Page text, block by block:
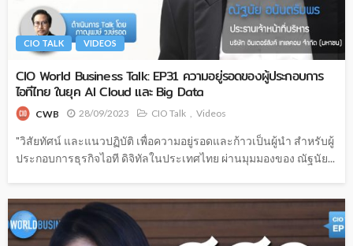
CIO TALK VIDEOS
CIO World Business Talk: EP31 ความอยู่รอดของผู้ประกอบการ
ไอทีไทย ในยุค AI Cloud และ ​Big Data
CWB 28/09/2023 CIO Talk Videos
"วิสัยทัศน์ และแนวปฏิบัติ เพื่อความอยู่รอดและก้าวเป็นผู้นำ สำหรับผู้
ประกอบการธุรกิจไอที ดิจิทัลในประเทศไทย ผ่านมุมมองของ ณัฐนัย...